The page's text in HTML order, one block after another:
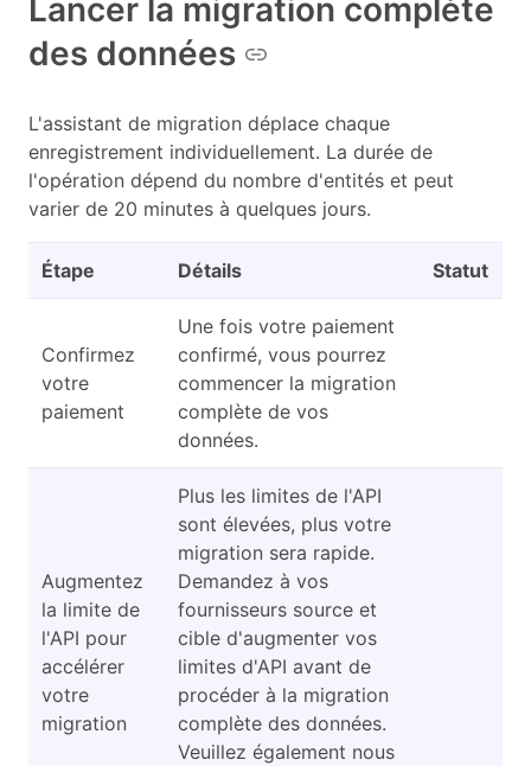
Lancer la migration complète
des données
L'assistant de migration déplace chaque
enregistrement individuellement. La durée de
l'opération dépend du nombre d'entités et peut
varier de 20 minutes à quelques jours.
Étape Détails Statut
Confirmez
votre
paiement
Une fois votre paiement
confirmé, vous pourrez
commencer la migration
complète de vos
données.
Augmentez
la limite de
l'API pour
accélérer
votre
migration
Plus les limites de l'API
sont élevées, plus votre
migration sera rapide.
Demandez à vos
fournisseurs source et
cible d'augmenter vos
limites d'API avant de
procéder à la migration
complète des données.
Veuillez également nous